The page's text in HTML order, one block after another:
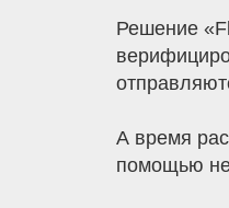
Решение
А время
помощью